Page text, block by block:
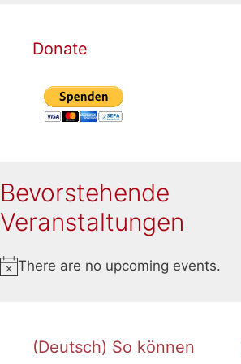
Donate
Bevorstehende
Veranstaltungen
Notice
There are no upcoming events.
(Deutsch) So können